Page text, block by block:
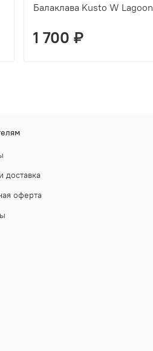
Балаклава Kusto W Lagoon
1 700 ₽
доставка
оферта